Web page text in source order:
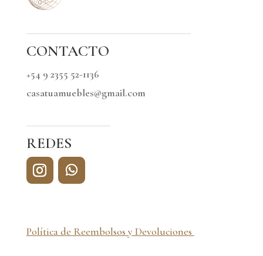
CONTACTO
+54 9 2355 52-1136
casatuamuebles@gmail.com
REDES
Política de Reembolsos y Devoluciones